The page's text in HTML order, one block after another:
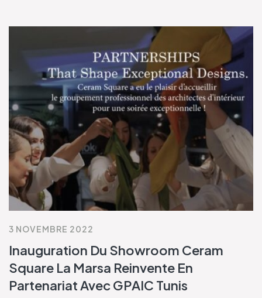
3 NOVEMBRE 2022
Inauguration Du Showroom Ceram
Square La Marsa Reinvente En
Partenariat Avec GPAIC Tunis